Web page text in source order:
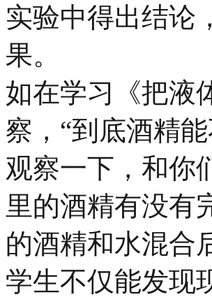
实验中得出结论
果。
如在学习《把液
察，“到底酒精
观察一下，和你
里的酒精有没有
的酒精和水混合
学生不仅能发现